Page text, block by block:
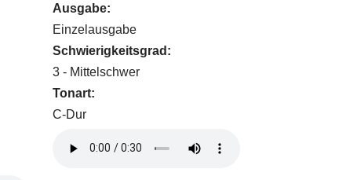
Ausgabe:
Einzelausgabe
Schwierigkeitsgrad:
3 - Mittelschwer
Tonart:
C-Dur